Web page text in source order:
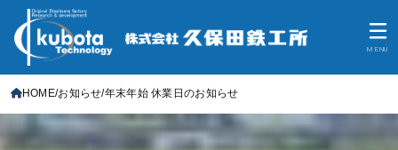
MENU
HOME お知らせ 年末年始 休業日のお知らせ